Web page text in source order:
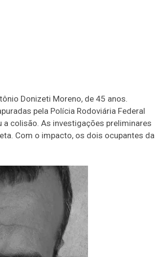
Donizeti Moreno, de 45 anos.
pela Polícia Rodoviária Federal
colisão. As investigações preliminares
Com o impacto, os dois ocupantes da